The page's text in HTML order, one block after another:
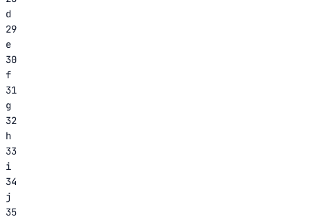
d
29
e
30
f
31
g
32
h
33
i
34
j
35